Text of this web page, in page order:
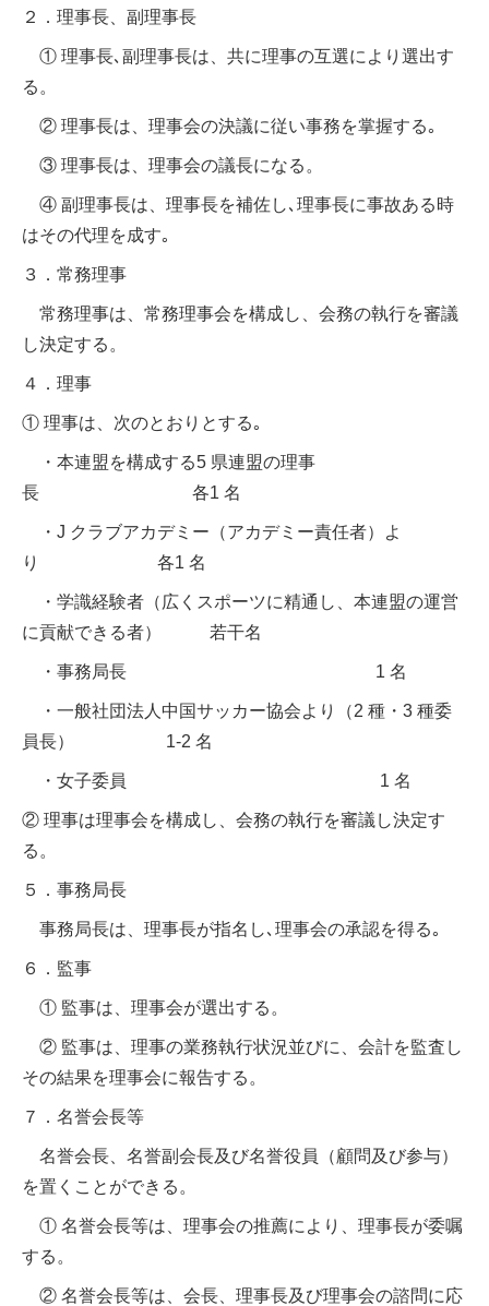
２．理事長、副理事長
① 理事長､副理事長は、共に理事の互選により選出す
る。
② 理事長は、理事会の決議に従い事務を掌握する｡
③ 理事長は、理事会の議長になる。
④ 副理事長は、理事長を補佐し､理事長に事故ある時
はその代理を成す｡
３．常務理事
常務理事は、常務理事会を構成し、会務の執行を審議
し決定する。
４．理事
① 理事は、次のとおりとする｡
・本連盟を構成する5 県連盟の理事
長 各1 名
・J クラブアカデミー（アカデミー責任者）よ
り 各1 名
・学識経験者（広くスポーツに精通し、本連盟の運営
に貢献できる者） 若干名
・事務局長 1 名
・一般社団法人中国サッカー協会より（2 種・3 種委
員長） 1-2 名
・女子委員 1 名
② 理事は理事会を構成し、会務の執行を審議し決定す
る。
５．事務局長
事務局長は、理事長が指名し､理事会の承認を得る｡
６．監事
① 監事は、理事会が選出する。
② 監事は、理事の業務執行状況並びに、会計を監査し
その結果を理事会に報告する。
７．名誉会長等
名誉会長、名誉副会長及び名誉役員（顧問及び参与）
を置くことができる。
① 名誉会長等は、理事会の推薦により、理事長が委嘱
する。
② 名誉会長等は、会長、理事長及び理事会の諮問に応